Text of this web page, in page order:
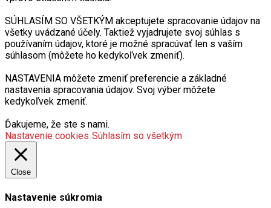
SÚHLASÍM SO VŠETKÝM akceptujete spracovanie údajov na
všetky uvádzané účely. Taktiež vyjadrujete svoj súhlas s
používaním údajov, ktoré je možné spracúvať len s vaším
súhlasom (môžete ho kedykoľvek zmeniť).
NASTAVENIA môžete zmeniť preferencie a základné
nastavenia spracovania údajov. Svoj výber môžete
kedykoľvek zmeniť.
Ďakujeme, že ste s nami.
Nastavenie cookies Súhlasím so všetkým
Close
Nastavenie súkromia